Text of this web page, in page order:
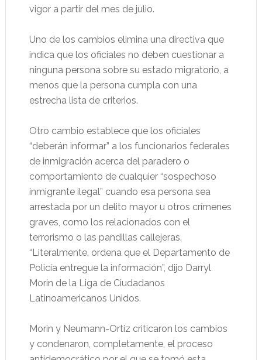
vigor a partir del mes de julio.
Uno de los cambios elimina una directiva que
indica que los oficiales no deben cuestionar a
ninguna persona sobre su estado migratorio, a
menos que la persona cumpla con una
estrecha lista de criterios.
Otro cambio establece que los oficiales
“deberán informar” a los funcionarios federales
de inmigración acerca del paradero o
comportamiento de cualquier “sospechoso
inmigrante ilegal” cuando esa persona sea
arrestada por un delito mayor u otros crímenes
graves, como los relacionados con el
terrorismo o las pandillas callejeras.
“Literalmente, ordena que el Departamento de
Policía entregue la información”, dijo Darryl
Morin de la Liga de Ciudadanos
Latinoamericanos Unidos.
Morin y Neumann-Ortiz criticaron los cambios
y condenaron, completamente, el proceso